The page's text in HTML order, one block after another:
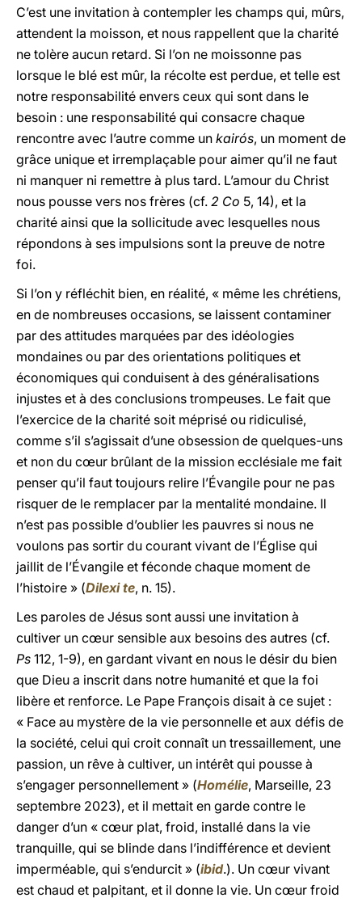
C’est une invitation à contempler les champs qui, mûrs,
attendent la moisson, et nous rappellent que la charité
ne tolère aucun retard. Si l’on ne moissonne pas
lorsque le blé est mûr, la récolte est perdue, et telle est
notre responsabilité envers ceux qui sont dans le
besoin : une responsabilité qui consacre chaque
rencontre avec l’autre comme un kairós, un moment de
grâce unique et irremplaçable pour aimer qu’il ne faut
ni manquer ni remettre à plus tard. L’amour du Christ
nous pousse vers nos frères (cf. 2 Co 5, 14), et la
charité ainsi que la sollicitude avec lesquelles nous
répondons à ses impulsions sont la preuve de notre
foi.
Si l’on y réfléchit bien, en réalité, « même les chrétiens,
en de nombreuses occasions, se laissent contaminer
par des attitudes marquées par des idéologies
mondaines ou par des orientations politiques et
économiques qui conduisent à des généralisations
injustes et à des conclusions trompeuses. Le fait que
l’exercice de la charité soit méprisé ou ridiculisé,
comme s’il s’agissait d’une obsession de quelques-uns
et non du cœur brûlant de la mission ecclésiale me fait
penser qu’il faut toujours relire l’Évangile pour ne pas
risquer de le remplacer par la mentalité mondaine. Il
n’est pas possible d’oublier les pauvres si nous ne
voulons pas sortir du courant vivant de l’Église qui
jaillit de l’Évangile et féconde chaque moment de
l’histoire » (Dilexi te, n. 15).
Les paroles de Jésus sont aussi une invitation à
cultiver un cœur sensible aux besoins des autres (cf.
Ps 112, 1-9), en gardant vivant en nous le désir du bien
que Dieu a inscrit dans notre humanité et que la foi
libère et renforce. Le Pape François disait à ce sujet :
« Face au mystère de la vie personnelle et aux défis de
la société, celui qui croit connaît un tressaillement, une
passion, un rêve à cultiver, un intérêt qui pousse à
s’engager personnellement » (Homélie, Marseille, 23
septembre 2023), et il mettait en garde contre le
danger d’un « cœur plat, froid, installé dans la vie
tranquille, qui se blinde dans l’indifférence et devient
imperméable, qui s’endurcit » (ibid.). Un cœur vivant
est chaud et palpitant, et il donne la vie. Un cœur froid